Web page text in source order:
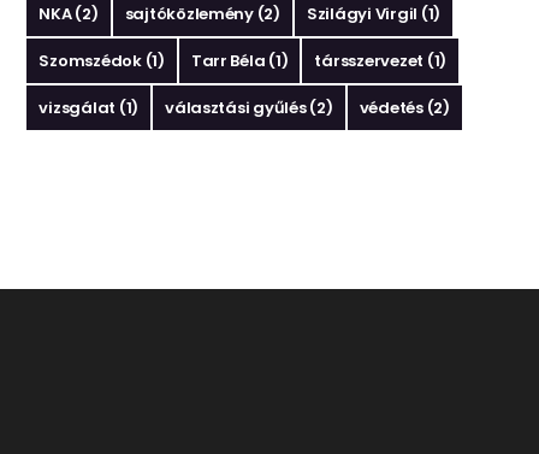
NKA(2) sajtóközlemény(2) Szilágyi Virgil (1)
Szomszédok(1) Tarr Béla (1) társszervezet (1)
vizsgálat (1) választási gyűlés(2) védetés(2)